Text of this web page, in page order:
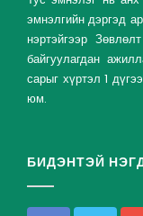
эмнэлгийн дэргэд
нэртэйгээр
байгуулагдан
сарыг хүртэл 1
юм.
БИДЭНТЭЙ